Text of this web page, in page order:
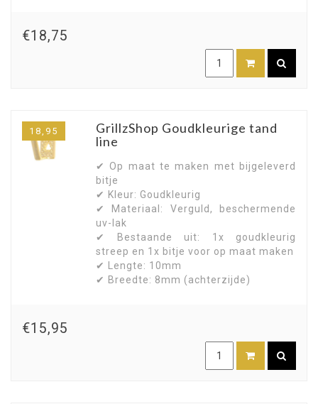
€18,75
18,95
GrillzShop Goudkleurige tand
line
✔ Op maat te maken met bijgeleverd
bitje
✔ Kleur: Goudkleurig
✔ Materiaal: Verguld, beschermende
uv-lak
✔ Bestaande uit: 1x goudkleurig
streep en 1x bitje voor op maat maken
✔ Lengte: 10mm
✔ Breedte: 8mm (achterzijde)
€15,95